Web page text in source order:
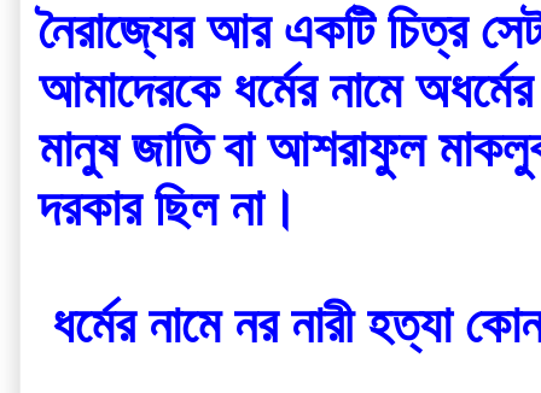
নৈরাজ্যের আর একটি চিত্র
আমাদেরকে ধর্মের নামে
মানুষ জাতি বা আশরাফুল
দরকার ছিল না।
ধর্মের নামে নর নারী হত্যা